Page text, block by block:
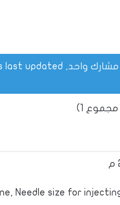
1)
Needle size for